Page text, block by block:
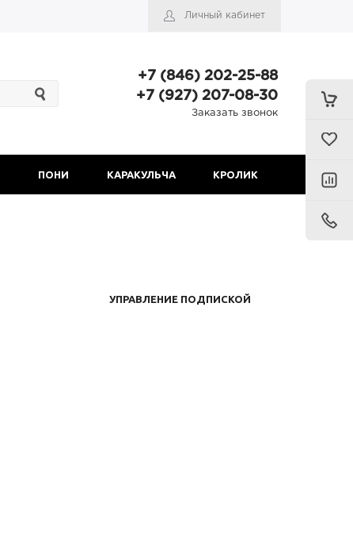
Личный кабинет
+7 (846) 202-25-88
+7 (927) 207-08-30
Заказать звонок
ПОНИ КАРАКУЛЬЧА КРОЛИК
УПРАВЛЕНИЕ ПОДПИСКОЙ